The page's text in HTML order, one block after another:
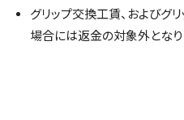
グリップ交換工賃、およびグ
場合には返金の対象外となり